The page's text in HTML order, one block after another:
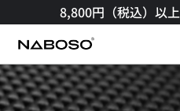
8,800円（税込）以